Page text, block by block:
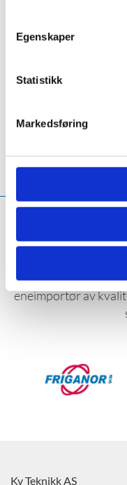
Egenskaper
Statistikk
Markedsføring
Vi samarbeider
eneimportør av
Kv Teknikk AS